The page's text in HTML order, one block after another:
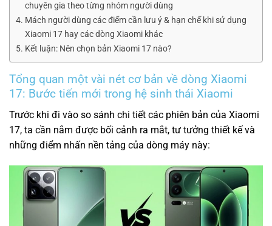
chuyên gia theo từng nhóm người dùng
Mách người dùng các điểm cần lưu ý & hạn chế khi sử dụng
Xiaomi 17 hay các dòng Xiaomi khác
Kết luận: Nên chọn bản Xiaomi 17 nào?
Tổng quan một vài nét cơ bản về dòng Xiaomi
17: Bước tiến mới trong hệ sinh thái Xiaomi
Trước khi đi vào so sánh chi tiết các phiên bản của Xiaomi
17, ta cần nắm được bối cảnh ra mắt, tư tưởng thiết kế và
những điểm nhấn nền tảng của dòng máy này: